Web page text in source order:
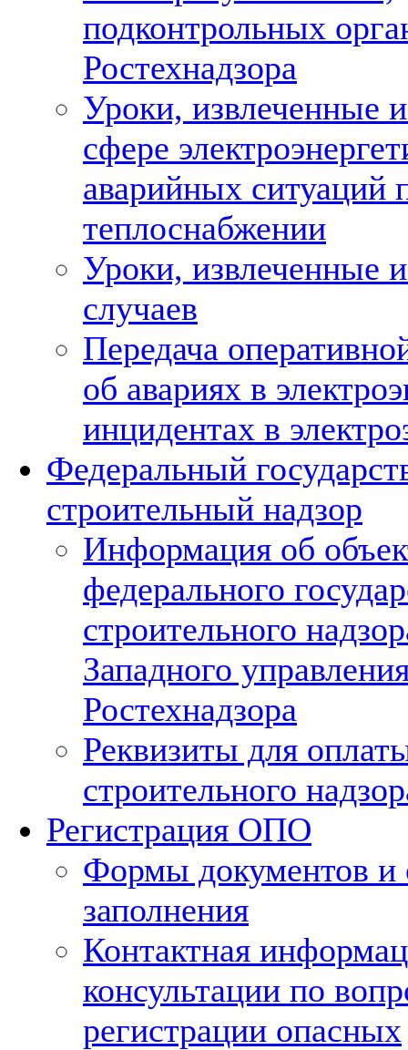
подконтрольных
Ростехнадзора
Уроки, извлеченные
сфере
аварийных ситуаций
теплоснабжении
Уроки, извлеченные
случаев
Передача
об авариях в
инцидентах в
Федеральный
строительный надзор
Информация об
федерального
строительного
Западного
Ростехнадзора
Реквизиты для
строительного
Регистрация ОПО
Формы документов и
заполнения
Контактная
консультации по
регистрации опасных